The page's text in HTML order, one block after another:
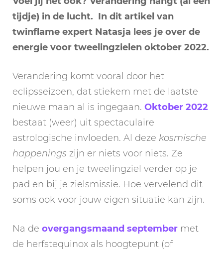
tijdje) in de lucht. In dit artikel van
twinflame expert Natasja lees je over de
energie voor tweelingzielen oktober 2022.
Verandering komt vooral door het
eclipsseizoen, dat stiekem met de laatste
nieuwe maan al is ingegaan. Oktober 2022
bestaat (weer) uit spectaculaire
astrologische invloeden. Al deze kosmische
happenings zijn er niets voor niets. Ze
helpen jou en je tweelingziel verder op je
pad en bij je zielsmissie. Hoe vervelend dit
soms ook voor jouw eigen situatie kan zijn.
Na de overgangsmaand september met
de herfstequinox als hoogtepunt (of